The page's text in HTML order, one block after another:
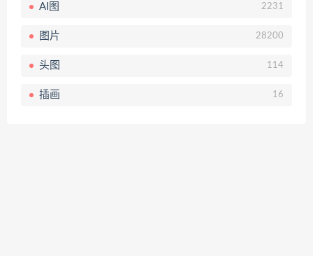
AI图 2231
图片 28200
头图 114
插画 16